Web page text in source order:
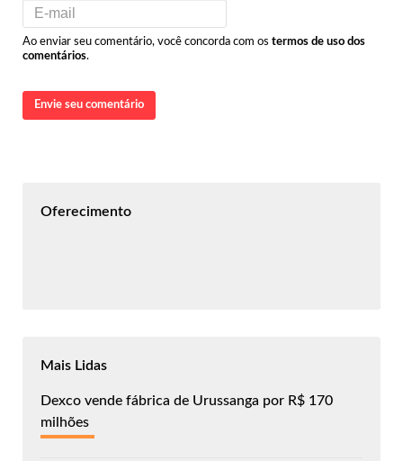
Ao enviar seu comentário, você concorda com os termos de uso dos
comentários.
Envie seu comentário
Oferecimento
Mais Lidas
Dexco vende fábrica de Urussanga por R$ 170
milhões